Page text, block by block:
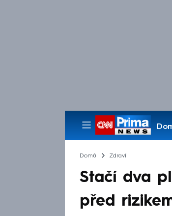
Domů Zdraví
Stačí dva
před